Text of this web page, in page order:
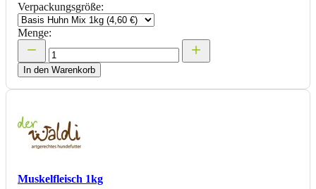
Verpackungsgröße:
Menge:
In den Warenkorb
Muskelfleisch 1kg